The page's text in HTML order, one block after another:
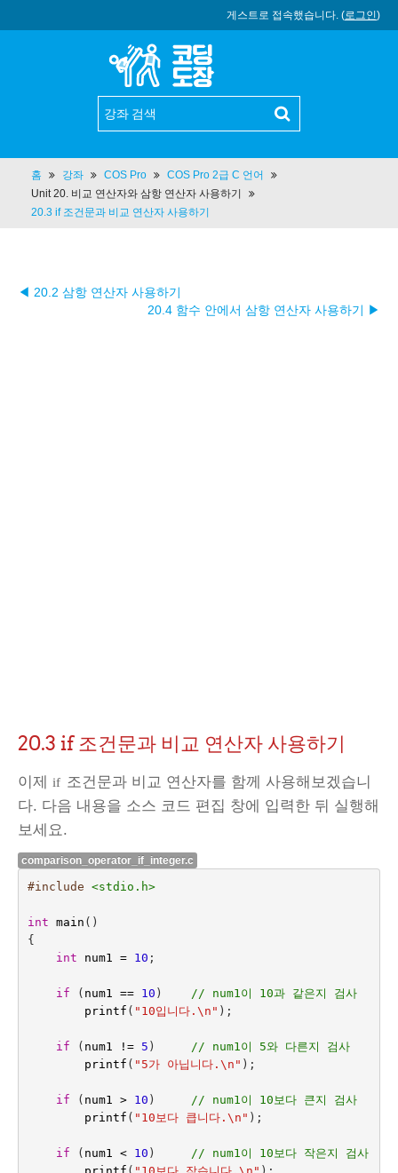
게스트로 접속했습니다. (로그인)
홈 강좌 COS Pro
COS Pro 2급 C 언어
Unit 20. 비교 연산자와 삼항 연산자 사용하기
20.3 if 조건문과 비교 연산자 사용하기
◀ 20.2 삼항 연산자 사용하기
20.4 함수 안에서 삼항 연산자 사용하기 ▶︎
20.3 if 조건문과 비교 연산자 사용하기
이제 if 조건문과 비교 연산자를 함께 사용해보겠습니
다. 다음 내용을 소스 코드 편집 창에 입력한 뒤 실행해
보세요.
comparison_operator_if_integer.c
#include <stdio.h>
int main ()
{
int
num1 = 10 ;
if ( num1 == 10 )
// num1이 10과 같은지 검사
printf ( "10입니다. \n " );
if ( num1 != 5 )
// num1이 5와 다른지 검사
printf ( "5가 아닙니다. \n " );
if ( num1 > 10 )
// num1이 10보다 큰지 검사
printf ( "10보다 큽니다. \n " );
if ( num1 < 10 )
// num1이 10보다 작은지 검사
printf ( "10보다 작습니다. \n " );